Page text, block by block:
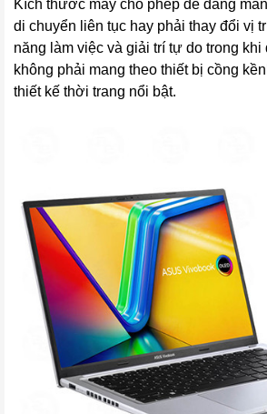
Kích thước máy cho phép dễ dàng
di chuyển liên tục hay phải thay đổi vị
năng làm việc và giải trí tự do trong khi
không phải mang theo thiết bị cồng
thiết kế thời trang nổi bật.